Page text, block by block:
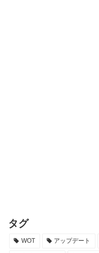
タグ
WOT アップデート